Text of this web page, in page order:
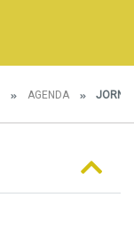
AGENDA